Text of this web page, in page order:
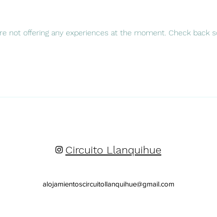
not offering any experiences at the moment. Check back
Circuito Llanquihue
alojamientoscircuitollanquihue@gmail.com